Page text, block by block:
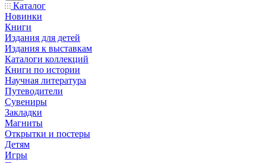
Каталог
Новинки
Книги
Издания для детей
Издания к выставкам
Каталоги коллекций
Книги по истории
Научная литература
Путеводители
Сувениры
Закладки
Магниты
Открытки и постеры
Детям
Игры